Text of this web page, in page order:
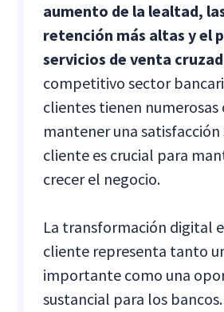
aumento de la lealtad,
retención más altas y el
servicios de venta
competitivo sector
clientes tienen numerosas
mantener una
cliente es crucial para
crecer el negocio.
La transformación digital
cliente representa tanto
importante como una
sustancial para los